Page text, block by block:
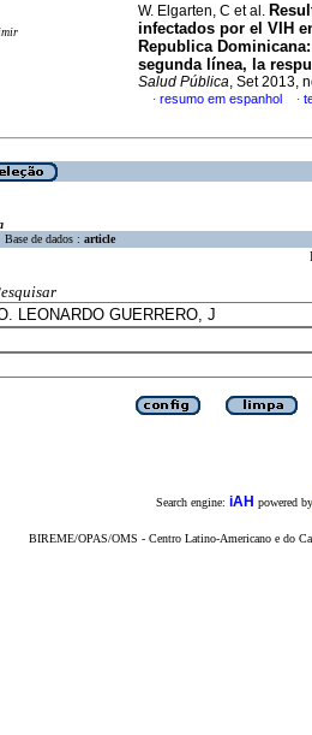
W. Elgarten, C et al.
infectados por el VIH
Republica Dominicana:
segunda línea, la
Salud Pública, Set 2013,
· resumo em espanhol ·
Base de dados : article
Search engine: iAH powered by
BIREME/OPAS/OMS - Centro Latino-Americano e do